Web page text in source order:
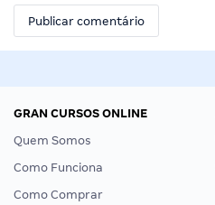
GRAN CURSOS ONLINE
Quem Somos
Como Funciona
Como Comprar